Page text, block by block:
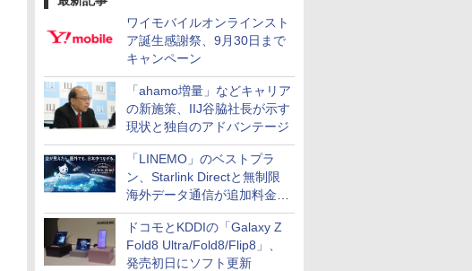
ワイモバイルオンラインスト
ア誕生感謝祭、9月30日まで
キャンペーン
「ahamo増量」などキャリア
の新施策、IIJ谷脇社長が示す
現状と独自のアドバンテージ
「LINEMO」のベストプラ
ン、Starlink Directと無制限
海外データ通信が追加料金な
しに
ドコモとKDDIの「Galaxy Z
Fold8 Ultra/Fold8/Flip8」、
発売初日にソフト更新